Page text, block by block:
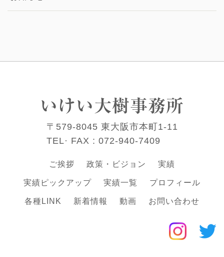
いけい大樹事務所
〒579-8045 東大阪市本町1-11
TEL· FAX : 072-940-7409
ご挨拶 政策・ビジョン 実績
実績ピックアップ 実績一覧 プロフィール
各種LINK 新着情報 動画 お問い合わせ